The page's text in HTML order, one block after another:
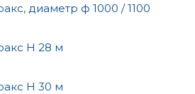
диаметр ф 1000 / 1100
H 28 м
H 30 м